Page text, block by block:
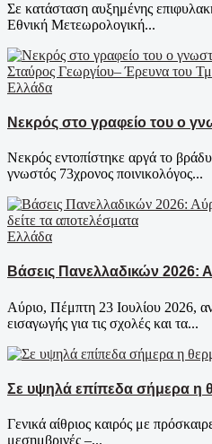
Σε κατάσταση αυξημένης
Εθνική Μετεωρολογική...
Ελλάδα
Νεκρός στο γραφείο του ο
Νεκρός εντοπίστηκε αργά το
γνωστός 73χρονος ποινικολόγος...
Ελλάδα
Βάσεις Πανελλαδικών 2026:
Αύριο, Πέμπτη 23 Ιουλίου 2026,
εισαγωγής για τις σχολές και τα...
Σε υψηλά επίπεδα σήμερα η
Γενικά αίθριος καιρός με
μεσημβρινές –...